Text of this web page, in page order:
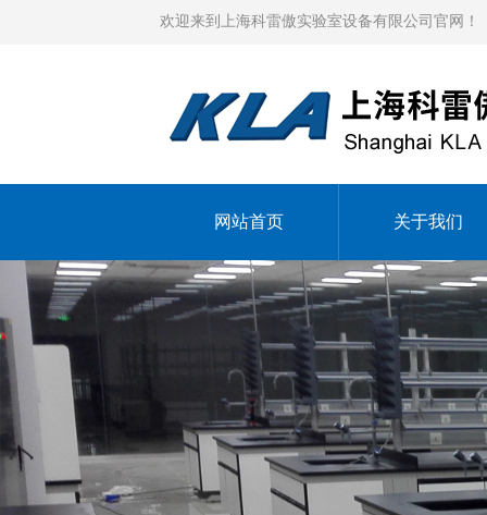
欢迎来到上海科雷傲实验室设备有限公司官网！
网站首页 关于我们